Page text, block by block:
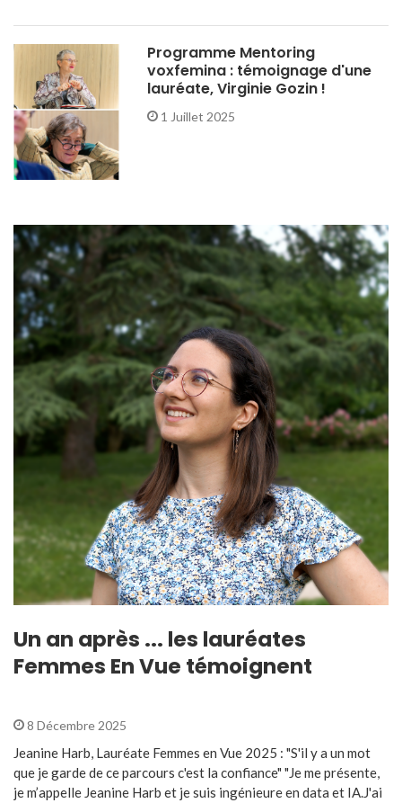
Programme Mentoring
voxfemina : témoignage d'une
lauréate, Virginie Gozin !
1 Juillet 2025
Un an après ... les lauréates
Femmes En Vue témoignent
8 Décembre 2025
Jeanine Harb, Lauréate Femmes en Vue 2025 : "S'il y a un mot
que je garde de ce parcours c'est la confiance" "Je me présente,
je m’appelle Jeanine Harb et je suis ingénieure en data et IA.J'ai